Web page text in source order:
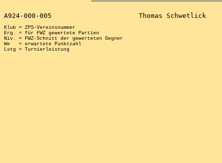
Klub = ZPS-Vereinsnummer
Erg. = für FWZ gewertete Partien
Niv. = FWZ-Schnitt der gewerteten Gegner
We   = erwartete Punktzahl